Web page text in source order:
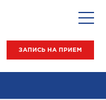
ЗАПИСЬ НА ПРИЕМ